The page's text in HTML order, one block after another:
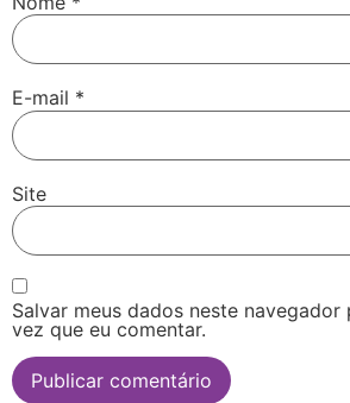
E-mail *
Site
Salvar meus dados neste navegador
vez que eu comentar.